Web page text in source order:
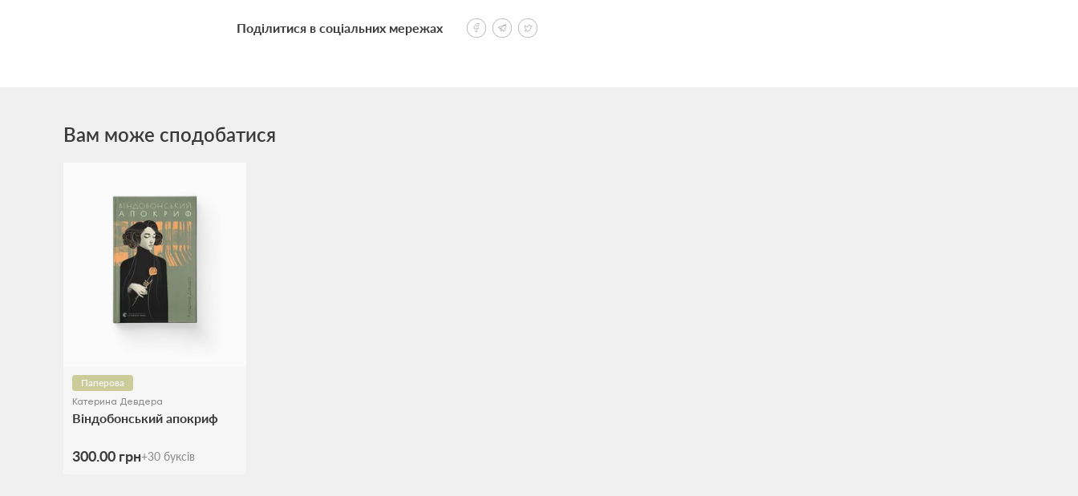
Поділитися в соціальних мережах
Вам може сподобатися
Паперова
Катерина Девдера
Віндобонський апокриф
300.00 грн+30 буксів